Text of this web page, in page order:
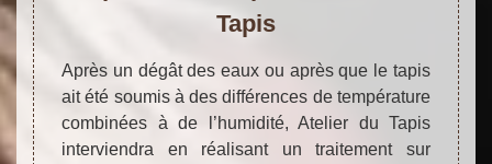
Tapis
Après un dégât des eaux ou après que le tapis
ait été soumis à des différences de température
combinées à de l’humidité, Atelier du Tapis
interviendra en réalisant un traitement sur